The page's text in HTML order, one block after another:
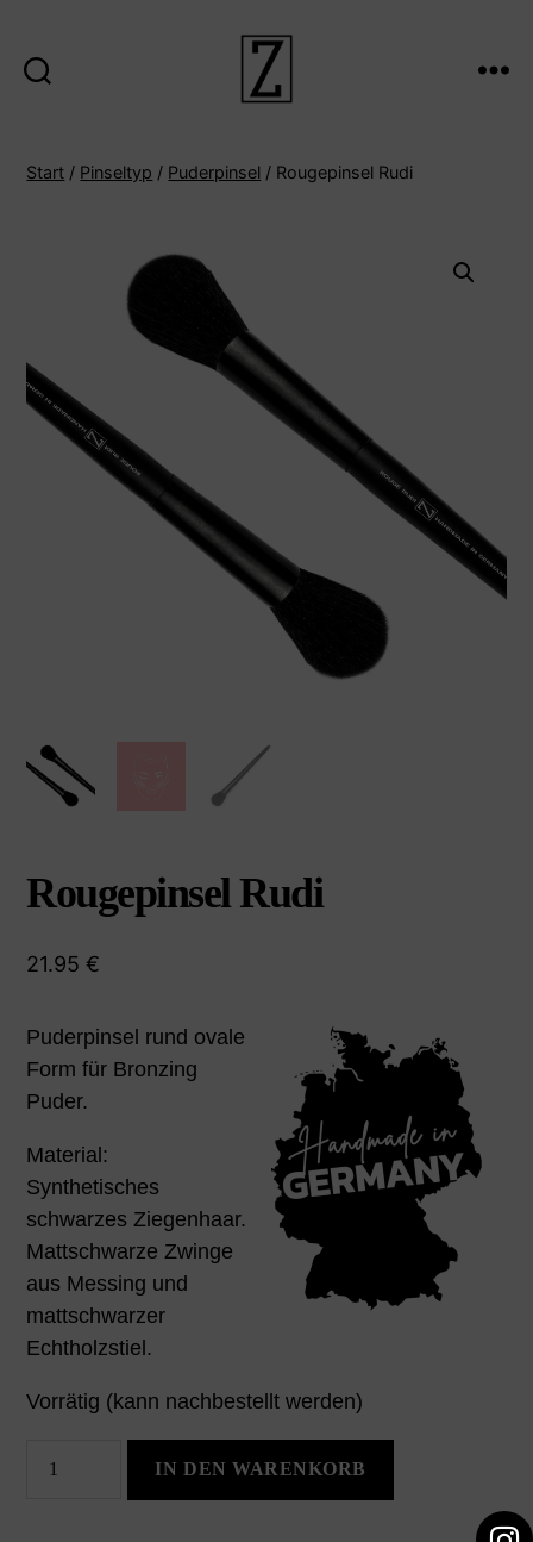
Start / Pinseltyp / Puderpinsel / Rougepinsel Rudi
Rougepinsel Rudi
21.95€
Puderpinsel rund ovale
Form für Bronzing
Puder.
Material:
Synthetisches
schwarzes Ziegenhaar.
Mattschwarze Zwinge
aus Messing und
mattschwarzer
Echtholzstiel.
Vorrätig (kann nachbestellt werden)
Rudi
IN DEN WARENKORB